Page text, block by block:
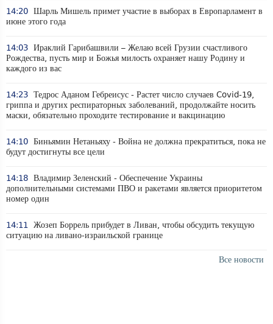
14:20 Шарль Мишель примет участие в выборах в Европарламент в
июне этого года
14:03 Ираклий Гарибашвили – Желаю всей Грузии счастливого
Рождества, пусть мир и Божья милость охраняет нашу Родину и
каждого из вас
14:23 Тедрос Аданом Гебреисус - Растет число случаев Covid-19,
гриппа и других респираторных заболеваний, продолжайте носить
маски, обязательно проходите тестирование и вакцинацию
14:10 Биньямин Нетаньяху - Война не должна прекратиться, пока не
будут достигнуты все цели
14:18 Владимир Зеленский - Обеспечение Украины
дополнительными системами ПВО и ракетами является приоритетом
номер один
14:11 Жозеп Боррель прибудет в Ливан, чтобы обсудить текущую
ситуацию на ливано-израильской границе
Все новости